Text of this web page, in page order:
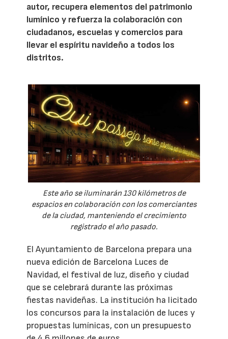
autor, recupera elementos del patrimonio
lumínico y refuerza la colaboración con
ciudadanos, escuelas y comercios para
llevar el espíritu navideño a todos los
distritos.
Este año se iluminarán 130 kilómetros de
espacios en colaboración con los comerciantes
de la ciudad, manteniendo el crecimiento
registrado el año pasado.
El Ayuntamiento de Barcelona prepara una
nueva edición de Barcelona Luces de
Navidad, el festival de luz, diseño y ciudad
que se celebrará durante las próximas
fiestas navideñas. La institución ha licitado
los concursos para la instalación de luces y
propuestas lumínicas, con un presupuesto